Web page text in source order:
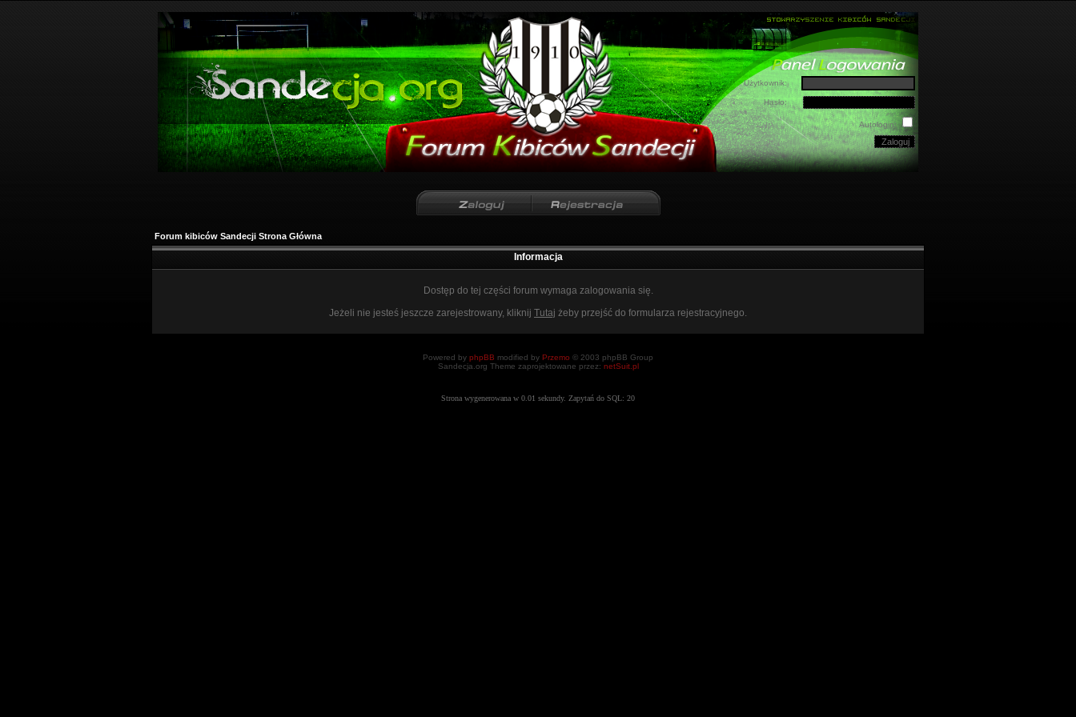
Użytkownik:
Hasło:
Autologin:
Forum kibiców Sandecji Strona Główna
Informacja
Dostęp do tej części forum wymaga zalogowania się.
Jeżeli nie jesteś jeszcze zarejestrowany, kliknij Tutaj żeby przejść do formularza rejestracyjnego.
Powered by phpBB modified by Przemo © 2003 phpBB Group
Sandecja.org Theme zaprojektowane przez: netSuit.pl
Strona wygenerowana w 0.01 sekundy. Zapytań do SQL: 20